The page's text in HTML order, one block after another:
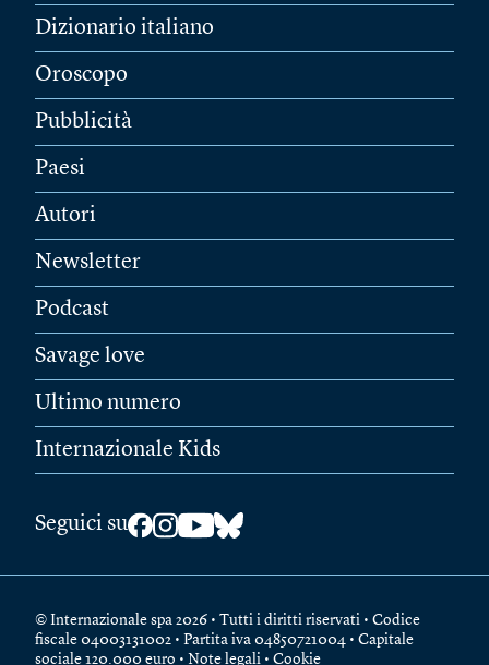
Dizionario italiano
Oroscopo
Pubblicità
Paesi
Autori
Newsletter
Podcast
Savage love
Ultimo numero
Internazionale Kids
Seguici su
© Internazionale spa 2026 • Tutti i diritti riservati • Codice
fiscale 04003131002 • Partita iva 04850721004 • Capitale
sociale 120.000 euro • Note legali • Cookie